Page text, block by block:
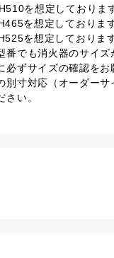
を想定しておりま
を想定しておりま
を想定しておりま
番でも消火器のサイズ
ずサイズの確認をお
寸対応（オーダーサ
い。